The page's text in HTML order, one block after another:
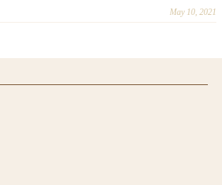
May 10, 2021